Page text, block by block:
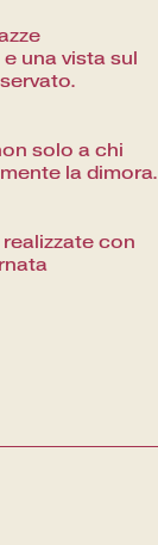
una vista sul
solo a chi
la dimora.
con